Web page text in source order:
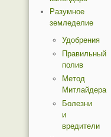
Разумное
земледелие
Удобрения
Правильный
полив
Метод
Митлайдера
Болезни
и
вредители